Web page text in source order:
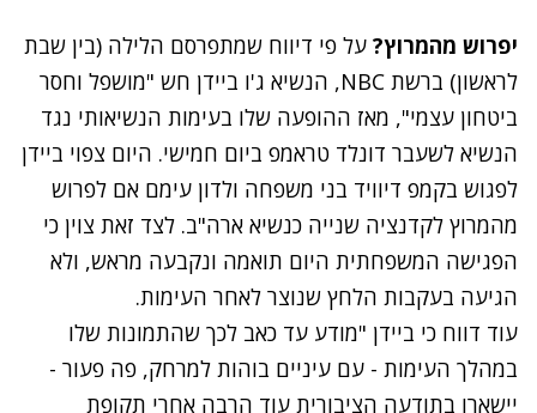
יפרוש מהמרוץ? על פי דיווח שמתפרסם הלילה (בין שבת
לראשון) ברשת NBC, הנשיא ג'ו ביידן חש "מושפל וחסר
ביטחון עצמי", מאז ההופעה שלו בעימות הנשיאותי נגד
הנשיא לשעבר דונלד טראמפ ביום חמישי. היום צפוי ביידן
לפגוש בקמפ דיוויד בני משפחה ולדון עימם אם לפרוש
מהמרוץ לקדנציה שנייה כנשיא ארה"ב. לצד זאת צוין כי
הפגישה המשפחתית היום תואמה ונקבעה מראש, ולא
הגיעה בעקבות הלחץ שנוצר לאחר העימות.
עוד דווח כי ביידן "מודע עד כאב לכך שהתמונות שלו
במהלך העימות - עם עיניים בוהות למרחק, פה פעור -
יישארו בתודעה הציבורית עוד הרבה אחרי תקופת